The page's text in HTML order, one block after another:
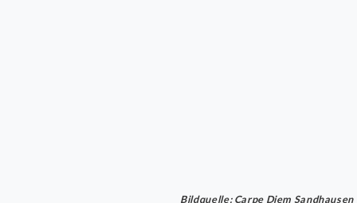
Bildquelle: Carpe Diem Sandhausen